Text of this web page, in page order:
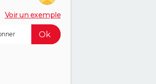
Voir un exemple